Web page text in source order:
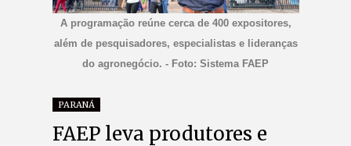
A programação reúne cerca de 400 expositores,
além de pesquisadores, especialistas e lideranças
do agronegócio. - Foto: Sistema FAEP
PARANÁ
FAEP leva produtores e